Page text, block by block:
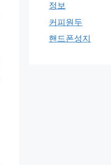
정보
커피원두
핸드폰성지